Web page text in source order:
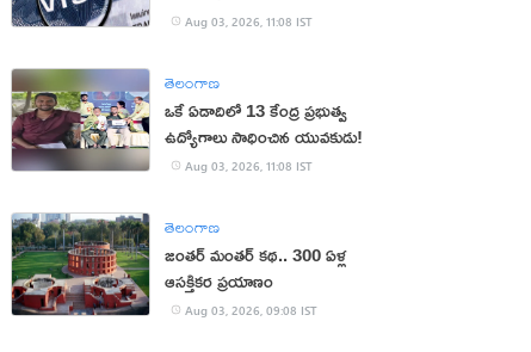
Aug 03, 2026, 11:08 IST
తెలంగాణ
ఒకే ఏడాదిలో 13 కేంద్ర ప్రభుత్వ
ఉద్యోగాలు సాధించిన యువకుడు!
Aug 03, 2026, 11:08 IST
తెలంగాణ
జంతర్‌ మంతర్‌ కథ.. 300 ఏళ్ల
ఆసక్తికర ప్రయాణం
Aug 03, 2026, 09:08 IST